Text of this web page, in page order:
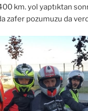
km. yol yaptıktan
zafer pozumuzu da